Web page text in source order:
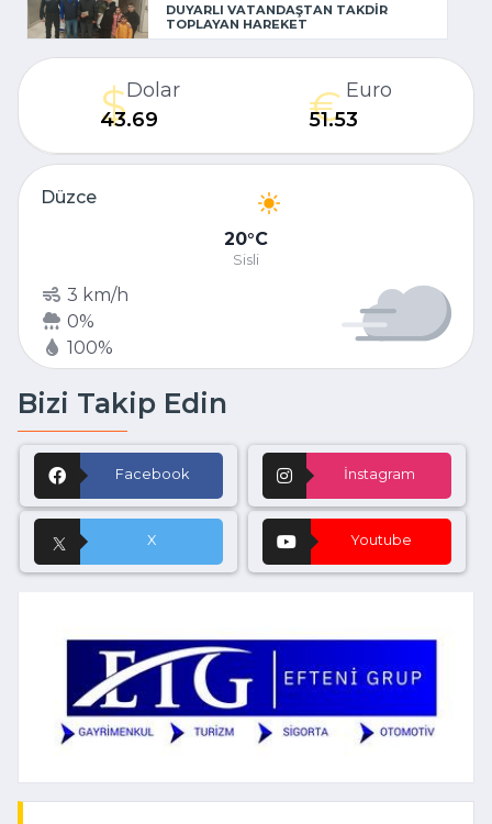
DUYARLI VATANDAŞTAN TAKDİR
TOPLAYAN HAREKET
Dolar
43.69
Euro
51.53
Düzce
20 C
Sisli
3 km/h
0%
100%
Bizi Takip Edin
Facebook İnstagram
X Youtube